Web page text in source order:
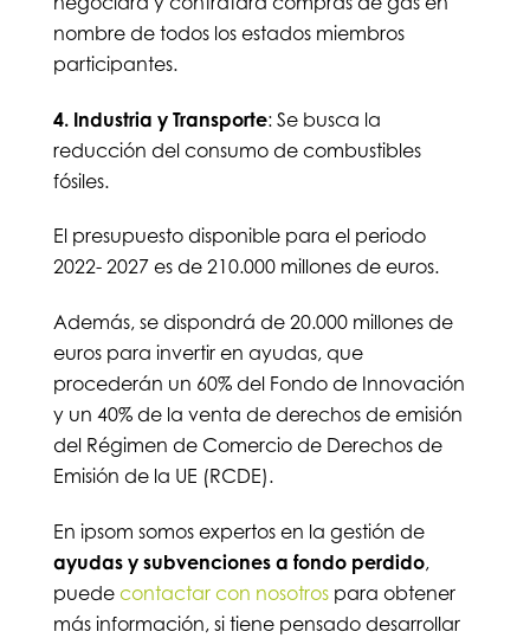
nombre de todos los estados miembros
participantes.
4. Industria y Transporte: Se busca la
reducción del consumo de combustibles
fósiles.
El presupuesto disponible para el periodo
2022- 2027 es de 210.000 millones de euros.
Además, se dispondrá de 20.000 millones de
euros para invertir en ayudas, que
procederán un 60% del Fondo de Innovación
y un 40% de la venta de derechos de emisión
del Régimen de Comercio de Derechos de
Emisión de la UE (RCDE).
En ipsom somos expertos en la gestión de
ayudas y subvenciones a fondo perdido,
puede contactar con nosotrospara obtener
más información, si tiene pensado desarrollar